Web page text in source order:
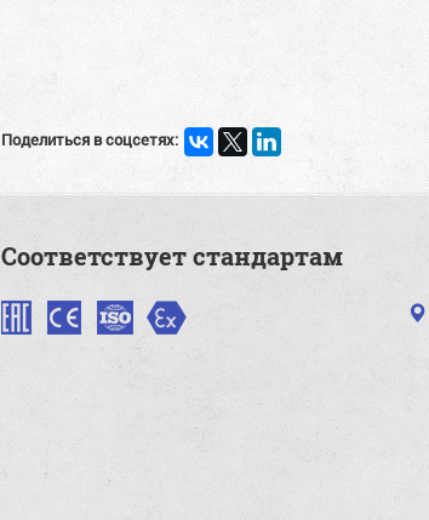
Поделиться в соцсетях:
Соответствует стандартам